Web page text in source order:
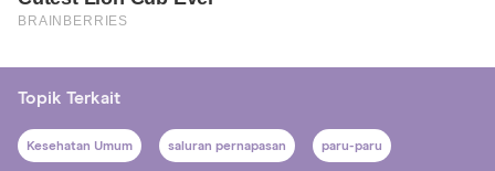
Topik Terkait
Kesehatan Umum saluran pernapasan paru-paru